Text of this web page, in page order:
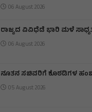
06 August 2026
ರಾಜ್ಯದ ವಿವಿಧೆಡೆ ಭಾರಿ ಮಳೆ
06 August 2026
ನೂತನ ಸಚಿವರಿಗೆ ಕೊಠಡಿಗಳ
05 August 2026